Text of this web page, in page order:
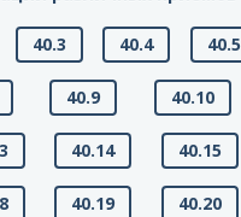
40.3 40.4 40.5
40.9 40.10
40.14 40.15
40.19 40.20